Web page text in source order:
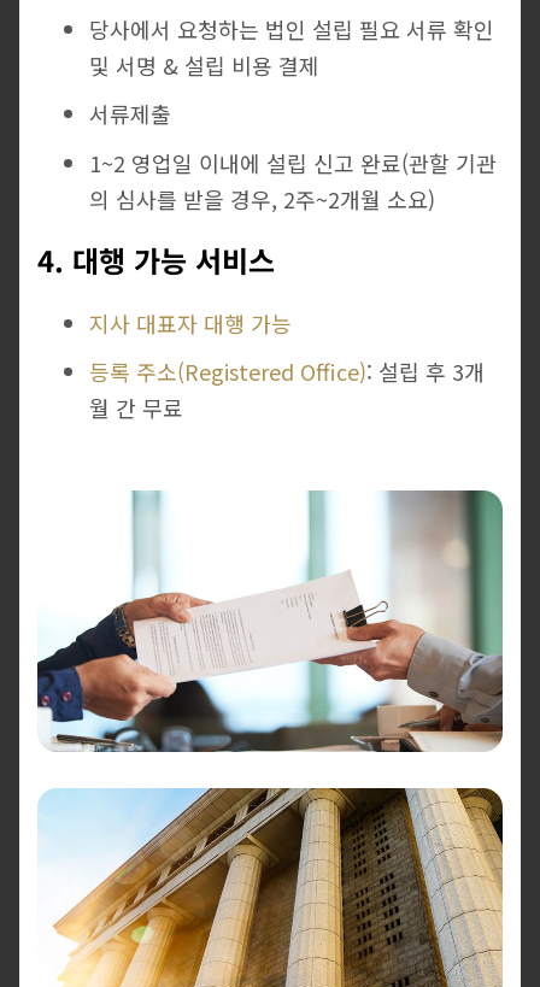
당사에서 요청하는 법인 설립 필요 서류 확인
및 서명 & 설립 비용 결제
서류제출
1~2 영업일 이내에 설립 신고 완료(관할 기관
의 심사를 받을 경우, 2주~2개월 소요)
4. 대행 가능 서비스
지사 대표자 대행 가능
등록 주소(Registered Office): 설립 후 3개
월 간 무료